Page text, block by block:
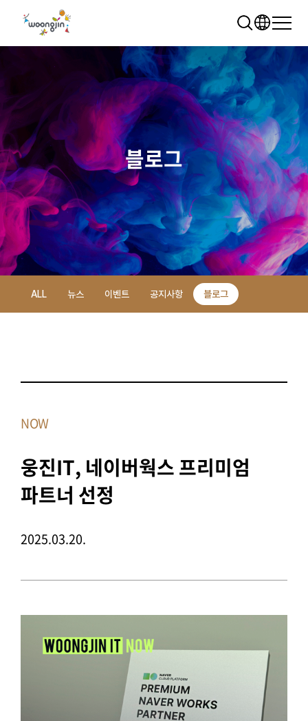
추천 검색어
WRMS WDMS SAP ERP
렌탈 모빌리티 클라우드
블로그
ALL 뉴스 이벤트 공지사항 블로그
NOW
웅진IT, 네이버웍스 프리미엄
파트너 선정
2025.03.20.